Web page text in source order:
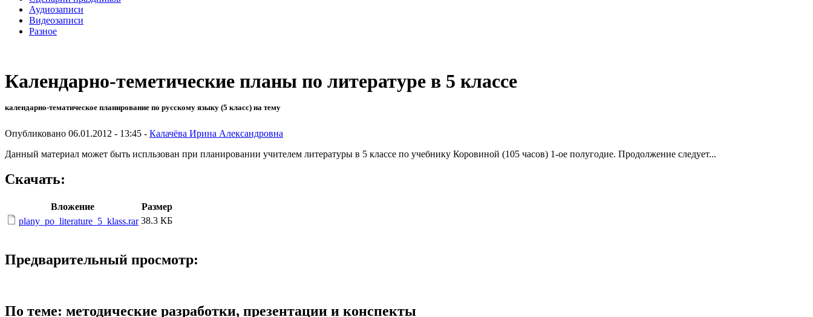
Аудиозаписи
Видеозаписи
Разное
Календарно-теметические планы по литературе в 5 классе
календарно-тематическое планирование по русскому языку (5 класс) на тему
Опубликовано 06.01.2012 - 13:45 - Калачёва Ирина Александровна
Данный материал может быть испльзован при планировании учителем литературы в 5 классе по учебнику Коровиной (105 часов) 1-ое полугодие. Продолжение следует...
Скачать:
Вложение
Размер
plany_po_literature_5_klass.rar 38.3 КБ
Предварительный просмотр:
По теме: методические разработки, презентации и конспекты